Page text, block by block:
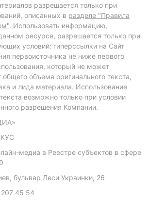
разрешается только при
описанных в разделе "Правила
. Использовать информацию,
ресурсе, разрешается только при
условий: гиперссылки на Сайт
первоисточника не ниже первого
который не может
объема оригинального текста,
и лида материала. Использование
возможно только при условии
разрешения Компании.
медиа в Реестре субъектов в сфере
бульвар Леси Украинки, 26
45 54